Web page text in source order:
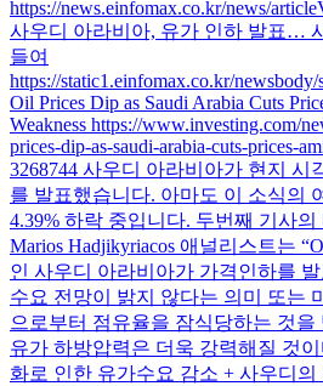
https://news.einfomax.co.kr/news/
사우디 아라비아, 유가 인하 발표…
들여
https://static1.einfomax.co.kr/
Oil Prices Dip as Saudi Arabia Cuts
Weakness https://www.investing.com/
prices-dip-as-saudi-arabia-cuts-prices-
3268744 사우디 아라비아가 현지 시
를 발표했습니다. 아마도 이 소식의
4.39% 하락 중입니다. 두번째 기사
Marios Hadjikyriacos 애널리스트는
인 사우디 아라비아가 가격인하를
수요 전망이 밝지 않다는 의미 또는
으로부터 점유율을 잠식당하는 것
유가 하방압력은 더욱 강력해질 것
화로 인한 유가수요 감소 + 사우디